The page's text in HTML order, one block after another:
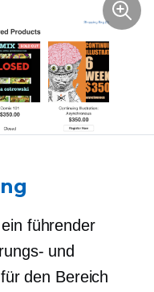
führender
und
den Bereich